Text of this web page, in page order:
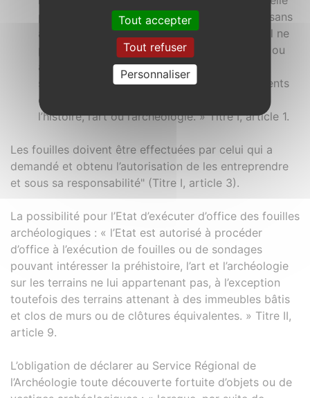
prévoit l’interdiction d’effectuer des fouilles sans
autorisation du Ministère de la Culture : « nul ne
peut effectuer sur un terrain lui appartenant ou
appartenant à autrui des fouilles ou des
sondages à l’effet de recherches de monuments
ou d’objets pouvant intéresser la préhistoire,
l’histoire, l’art ou l’archéologie. » Titre I, article 1.
Les fouilles doivent être effectuées par celui qui a
demandé et obtenu l’autorisation de les entreprendre
et sous sa responsabilité" (Titre I, article 3).
La possibilité pour l’Etat d’exécuter d’office des fouilles
archéologiques : « l’Etat est autorisé à procéder
d’office à l’exécution de fouilles ou de sondages
pouvant intéresser la préhistoire, l’art et l’archéologie
sur les terrains ne lui appartenant pas, à l’exception
toutefois des terrains attenant à des immeubles bâtis
et clos de murs ou de clôtures équivalentes. » Titre II,
article 9.
L’obligation de déclarer au Service Régional de
l’Archéologie toute découverte fortuite d’objets ou de
Tout accepter
Tout refuser
Personnaliser